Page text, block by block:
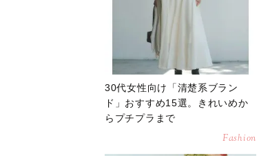
30代女性向け「清楚系ブラン
ド」おすすめ15選。きれいめか
らプチプラまで
Fashion